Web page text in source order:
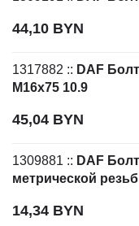
44,10 BYN
1317882 :: DAF
М16х75 10.9
45,04 BYN
1309881 :: DAF
метрической резьб
14,34 BYN